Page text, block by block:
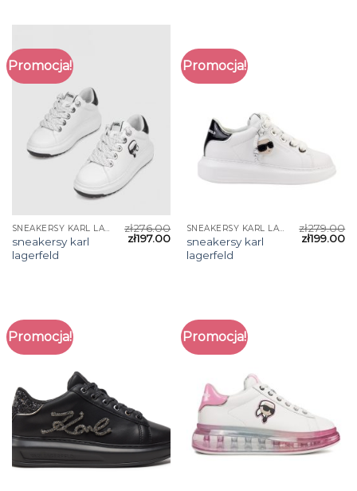
Promocja!
SNEAKERSY KARL LAGERFELD
sneakersy karl
lagerfeld
zł276.00
zł197.00
Promocja!
SNEAKERSY KARL LAGERFELD
sneakersy karl
lagerfeld
zł279.00
zł199.00
Promocja! Promocja!